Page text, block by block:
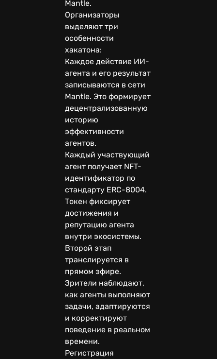
Mantle.
Организаторы
выделяют три
особенности
хакатона:
Каждое действие ИИ-
агента и его результат
записываются в сети
Mantle. Это формирует
децентрализованную
историю
эффективности
агентов.
Каждый участвующий
агент получает NFT-
идентификатор по
стандарту ERC-8004.
Токен фиксирует
достижения и
репутацию агента
внутри экосистемы.
Второй этап
транслируется в
прямом эфире.
Зрители наблюдают,
как агенты выполняют
задачи, адаптируются
и корректируют
поведение в реальном
времени.
Регистрация